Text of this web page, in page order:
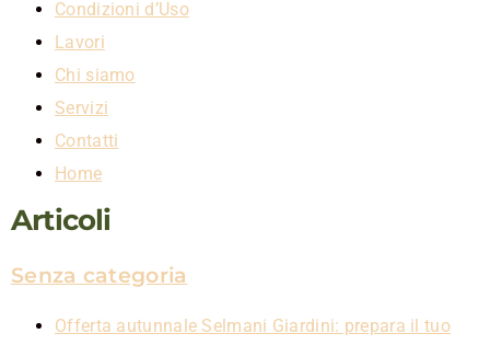
Condizioni d’Uso
Lavori
Chi siamo
Servizi
Contatti
Home
Articoli
Senza categoria
Offerta autunnale Selmani Giardini: prepara il tuo